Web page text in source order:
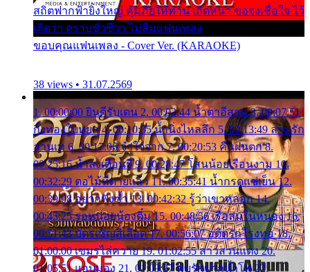
สถิตฟากฟ้ายิ่งใหญ่ คุ้มภัยให้ท่าน เถิดหนา ขอจงเชื่อใจ ไว้
เถิดว่า ตราบชั่วชีวา ไม่ลืมแฟนเพลง
ขอบคุณแฟนเพลง - Cover Ver. (KARAOKE)
38 views • 31.07.2569
1. 00:00:00 ยินดีรับเดน 2. 00:03:44 น้ำตาอีสาน 3. 00:07:51
กิ่งทองใบหยก 4. 00:10:35 น้ำนิ่งไหลลึก 5. 00:13:49 ลานรัก
ลานเท 6. 00:17:06 จำใจจาก 7. 00:20:53 คืนฝนตก 8.
00:25:16 น้ำลงเดือนยี่ 9. 00:28:47 โสนน้อยเรือนงาม 10.
00:32:29 ตอไม้ที่ตายแล้ว 11. 00:35:41 น้ำกรดแช่เย็น 12.
00:39:08 อยากฟังซ้ำ 13. 00:42:32 รู้ว่าเขาหลอก 14.
00:45:25 รอหน่อยน้องติ๋ม 15. 00:48:56 เรือล่มในหนอง 16.
00:51:43 บัตรเชิญสีเลือด 17. 00:56:07 อดีตรักโรงทอ 18.
01:00:00 เขมรไล่ควาย 19. 01:02:55 สาวสวนแตง 20.
01:05:51 แอบมอง 21. 01:09:27 พบรักปากน้ำโพ 22.